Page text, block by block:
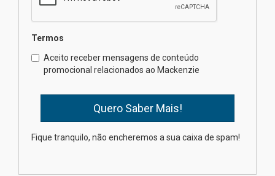
04.08.2026
Brasília prepara seus
estudantes para o PAS antes
mesmo do Ensino Médio
na educação dos filhos além da
Termos
Aceito receber mensagens de conteúdo
promocional relacionados ao Mackenzie
Fique tranquilo, não encheremos a sua caixa de spam!